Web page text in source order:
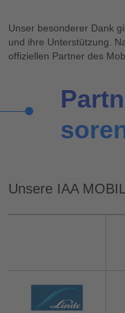
Unser besonderer Dank
und ihre Unterstützung.
offiziellen Partner des
Unsere IAA